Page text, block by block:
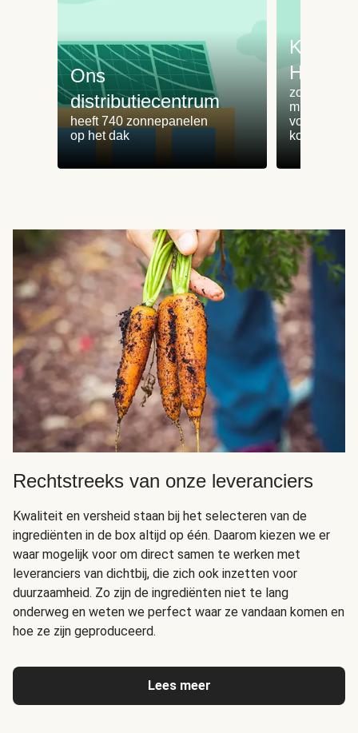
Ons
distributiecentrum
heeft 740 zonnepanelen
op het dak
Koken
zorgt voor
minder
koken
Rechtstreeks van onze leveranciers
Kwaliteit en versheid staan bij het selecteren van de
ingrediënten in de box altijd op één. Daarom kiezen we er
waar mogelijk voor om direct samen te werken met
leveranciers van dichtbij, die zich ook inzetten voor
duurzaamheid. Zo zijn de ingrediënten niet te lang
onderweg en weten we perfect waar ze vandaan komen en
hoe ze zijn geproduceerd.
Lees meer